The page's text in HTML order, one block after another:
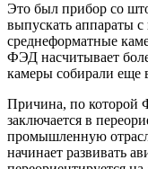
Это был прибор со
выпускать аппараты
среднеформатные
ФЭД насчитывает
камеры собирали еще
Причина, по которой
заключается в
промышленную
начинает развивать